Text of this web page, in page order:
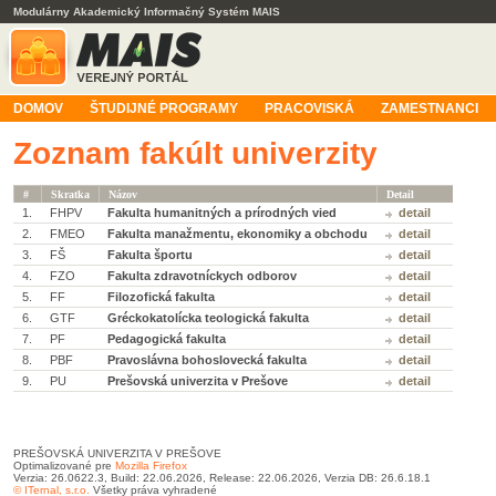
Modulárny Akademický Informačný Systém MAIS
DOMOV ŠTUDIJNÉ PROGRAMY PRACOVISKÁ ZAMESTNANCI
Zoznam fakúlt univerzity
# Skratka Názov Detail
1. FHPV Fakulta humanitných a prírodných vied
detail
2.
FMEO Fakulta manažmentu, ekonomiky a obchodu
detail
3.
FŠ Fakulta športu
detail
4.
FZO Fakulta zdravotníckych odborov
detail
5.
FF Filozofická fakulta
detail
6.
GTF Gréckokatolícka teologická fakulta
detail
7.
PF Pedagogická fakulta
detail
8.
PBF Pravoslávna bohoslovecká fakulta
detail
9.
PU Prešovská univerzita v Prešove detail
PREŠOVSKÁ UNIVERZITA V PREŠOVE
Optimalizované pre Mozilla Firefox
Verzia: 26.0622.3, Build: 22.06.2026, Release: 22.06.2026, Verzia DB: 26.6.18.1
© ITernal, s.r.o. Všetky práva vyhradené